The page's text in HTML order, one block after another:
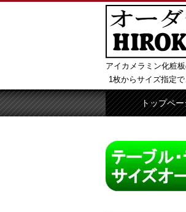
アイカメラミン化粧
1枚からサイズ指定
トップペー